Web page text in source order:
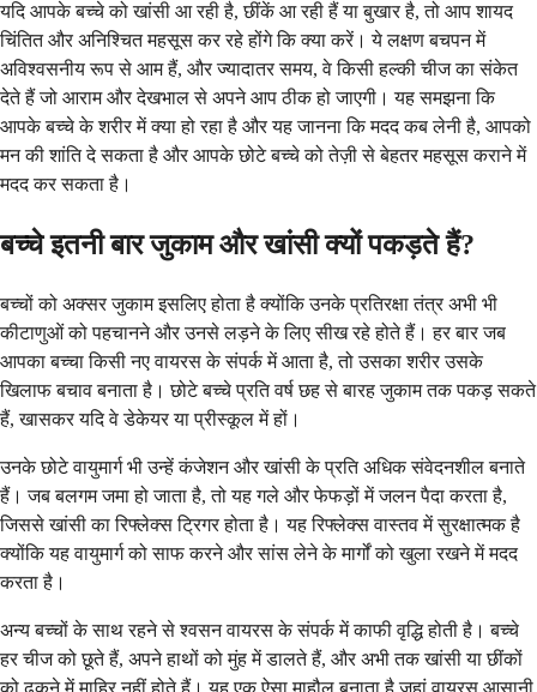
यदि आपके बच्चे को खांसी आ रही है, छींकें आ रही हैं या बुखार है, तो आप शायद
चिंतित और अनिश्चित महसूस कर रहे होंगे कि क्या करें। ये लक्षण बचपन में
अविश्वसनीय रूप से आम हैं, और ज्यादातर समय, वे किसी हल्की चीज का संकेत
देते हैं जो आराम और देखभाल से अपने आप ठीक हो जाएगी। यह समझना कि
आपके बच्चे के शरीर में क्या हो रहा है और यह जानना कि मदद कब लेनी है, आपको
मन की शांति दे सकता है और आपके छोटे बच्चे को तेज़ी से बेहतर महसूस कराने में
मदद कर सकता है।
बच्चे इतनी बार जुकाम और खांसी क्यों पकड़ते हैं?
बच्चों को अक्सर जुकाम इसलिए होता है क्योंकि उनके प्रतिरक्षा तंत्र अभी भी
कीटाणुओं को पहचानने और उनसे लड़ने के लिए सीख रहे होते हैं। हर बार जब
आपका बच्चा किसी नए वायरस के संपर्क में आता है, तो उसका शरीर उसके
खिलाफ बचाव बनाता है। छोटे बच्चे प्रति वर्ष छह से बारह जुकाम तक पकड़ सकते
हैं, खासकर यदि वे डेकेयर या प्रीस्कूल में हों।
उनके छोटे वायुमार्ग भी उन्हें कंजेशन और खांसी के प्रति अधिक संवेदनशील बनाते
हैं। जब बलगम जमा हो जाता है, तो यह गले और फेफड़ों में जलन पैदा करता है,
जिससे खांसी का रिफ्लेक्स ट्रिगर होता है। यह रिफ्लेक्स वास्तव में सुरक्षात्मक है
क्योंकि यह वायुमार्ग को साफ करने और सांस लेने के मार्गों को खुला रखने में मदद
करता है।
अन्य बच्चों के साथ रहने से श्वसन वायरस के संपर्क में काफी वृद्धि होती है। बच्चे
हर चीज को छूते हैं, अपने हाथों को मुंह में डालते हैं, और अभी तक खांसी या छींकों
को ढकने में माहिर नहीं होते हैं। यह एक ऐसा माहौल बनाता है जहां वायरस आसानी